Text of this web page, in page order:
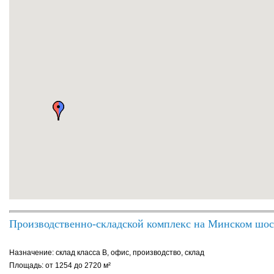
Производственно-складской комплекс на Минском
Назначение: склад класса B, офис, производство, склад
Площадь: от 1254 до 2720 м²